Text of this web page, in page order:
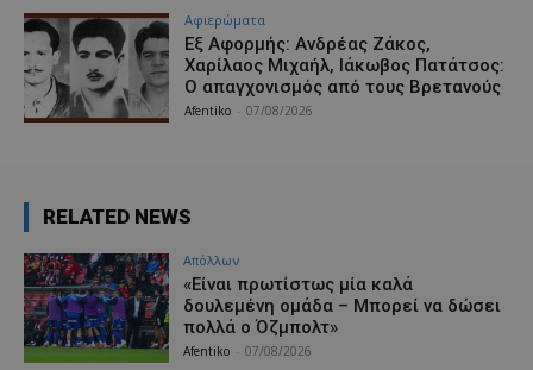
Aφιερώματα
Εξ Αφορμής: Ανδρέας Ζάκος,
Χαρίλαος Μιχαήλ, Ιάκωβος Πατάτσος:
Ο απαγχονισμός από τους Βρετανούς
Afentiko 07/08/2026
RELATED NEWS
Απόλλων
«Είναι πρωτίστως μία καλά
δουλεμένη ομάδα – Μπορεί να δώσει
πολλά ο Όζμπολτ»
Afentiko 07/08/2026